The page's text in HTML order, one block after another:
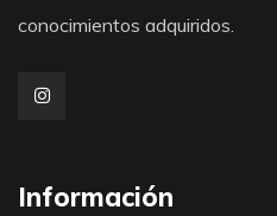
conocimientos adquiridos.
Información